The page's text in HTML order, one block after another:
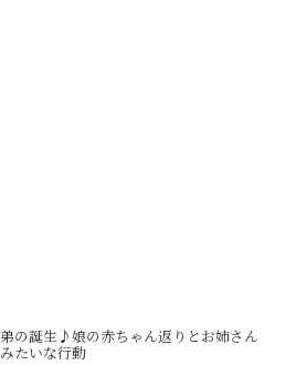
弟の誕生♪娘の赤ちゃん返りとお姉さん
みたいな行動